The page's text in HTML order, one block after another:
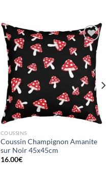
Ajouter
à la liste
d’envies
COUSSINS
Coussin Champignon Amanite
sur Noir 45x45cm
16.00€